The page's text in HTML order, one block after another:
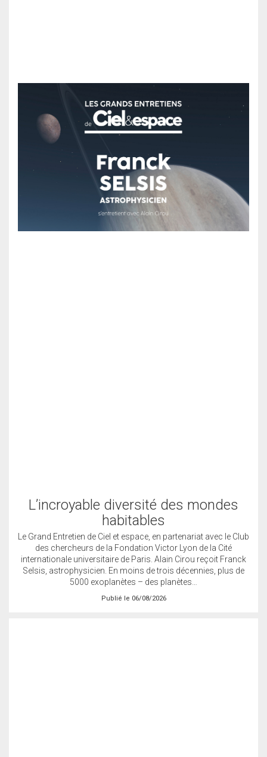
L’incroyable diversité des mondes
habitables
Le Grand Entretien de Ciel et espace, en partenariat avec le Club
des chercheurs de la Fondation Victor Lyon de la Cité
internationale universitaire de Paris. Alain Cirou reçoit Franck
Selsis, astrophysicien. En moins de trois décennies, plus de
5000 exoplanètes – des planètes…
Publié le 06/08/2026